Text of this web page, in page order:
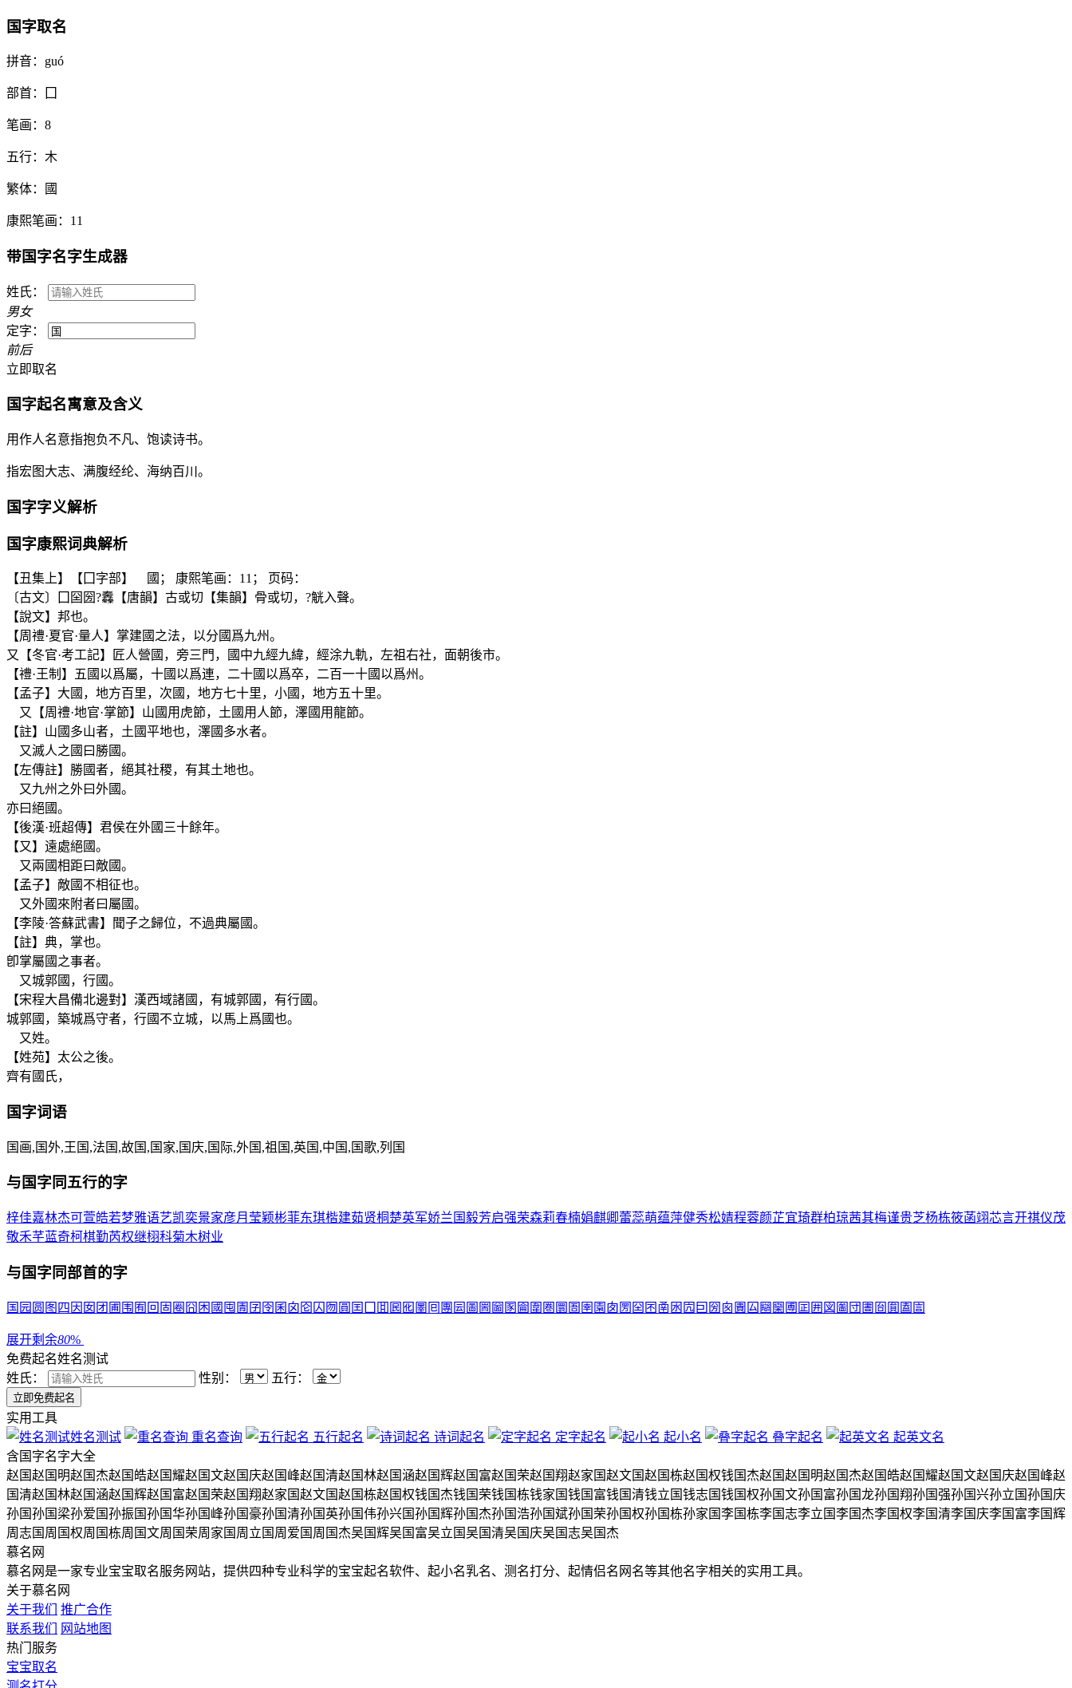
国字取名
拼音： guó
部首： 囗
笔画： 8
五行： 木
繁体： 國
康熙笔画： 11
带国字名字生成器
姓氏：
男女
定字：
前后
立即取名
国字起名寓意及含义
用作人名意指抱负不凡、饱读诗书。
指宏图大志、满腹经纶、海纳百川。
国字字义解析
国字康熙词典解析
【丑集上】【囗字部】 國； 康熙笔画：11； 页码：
〔古文〕囗囶圀?䆐【唐韻】古或切【集韻】骨或切，?觥入聲。
【說文】邦也。
【周禮·夏官·量人】掌建國之法，以分國爲九州。
又【冬官·考工記】匠人營國，旁三門，國中九經九緯，經涂九軌，左祖右社，面朝後市。
【禮·王制】五國以爲屬，十國以爲連，二十國以爲卒，二百一十國以爲州。
【孟子】大國，地方百里，次國，地方七十里，小國，地方五十里。
又【周禮·地官·掌節】山國用虎節，土國用人節，澤國用龍節。
【註】山國多山者，土國平地也，澤國多水者。
又滅人之國曰勝國。
【左傳註】勝國者，絕其社稷，有其土地也。
又九州之外曰外國。
亦曰絕國。
【後漢·班超傳】君侯在外國三十餘年。
【又】遠處絕國。
又兩國相距曰敵國。
【孟子】敵國不相征也。
又外國來附者曰屬國。
【李陵·答蘇武書】聞子之歸位，不過典屬國。
【註】典，掌也。
卽掌屬國之事者。
又城郭國，行國。
【宋程大昌備北邊對】漢西域諸國，有城郭國，有行國。
城郭國，築城爲守者，行國不立城，以馬上爲國也。
又姓。
【姓苑】太公之後。
齊有國氏，
国字词语
国画,国外,王国,法国,故国,国家,国庆,国际,外国,祖国,英国,中国,国歌,列国
与国字同五行的字
梓佳嘉林杰可萱皓若梦雅语艺凯奕景家彦月 莹颖彬菲东琪楷建茹贤桐 楚英军娇兰 国毅芳启强荣森莉春楠娟麒卿蕾蕊萌蕴萍健秀松婧程蓉颜芷宜琦群柏琼茜其梅谨贵芝杨栋筱菡翊芯言开祺仪茂
敬禾芊蓝奇柯棋勤芮权继栩科菊木树业
与 国字同部首的字
国 园 圆 图 四 因 囡 团 圃 围 囿 回 固 圈 囧 困 國 囤 圊 囝 囹 囷 囟囵 囚 囫 圓 囯 囗 囬 囻 囮 圛 囘 團 囩 圖 圌 圙 圂 圇 圍 圏 圜 圄 圉 園 囱 圐 囶 囨 圅 囦 囥 囙 圀 囪 圚 囜 圝 圞 圑 囸 囲 図 圗 団 圕 囼 圎 圔 圁
展开剩余80%
免费起名姓名测试
姓氏：
性别： 五行：
实用工具
姓名测试
重名查询 五行起名 诗词起名 定字起名 起小名 叠字起名
起英文名
含国 字名字大全
赵国赵国明赵国杰赵国皓赵国耀赵国文赵国庆赵国峰赵国清赵国林赵国涵赵国辉赵国富赵国荣赵国翔赵家国赵文国赵国栋赵国权钱国杰赵国赵国明赵国杰赵国皓赵国耀赵国文赵国庆赵国峰赵
国清赵国林赵国涵赵国辉赵国富赵国荣赵国翔赵家国赵文国赵国栋赵国权钱国杰钱国荣钱国栋钱家国钱国富钱国清钱立国钱志国钱国权孙国文孙国富孙国龙孙国翔孙国强孙国兴孙立国孙国庆
孙国孙国梁孙爱国孙振国孙国华孙国峰孙国豪孙国清孙国英孙国伟孙兴国孙国辉孙国杰孙国浩孙国斌孙国荣孙国权孙国栋孙家国李国栋李国志李立国李国杰李国权李国清李国庆李国富李国辉
周志国 周国权周国栋周国文周国荣周家国 周立国 周爱国 周国杰吴国辉吴国富吴立国吴国清吴国庆吴国志吴国杰
慕名网
慕名网是一家专业宝宝取名服务网站，提供四种专业科学的宝宝起名软件、起小名乳名、测名打分、起情侣名网名等其他名字相关的实用工具。
关于慕名网
关于我们
推广合作
联系我们
网站地图
热门服务
宝宝取名